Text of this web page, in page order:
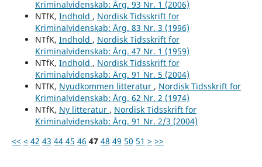
Kriminalvidenskab: Årg. 93 Nr. 1 (2006)
NTfK, Indhold , Nordisk Tidsskrift for
Kriminalvidenskab: Årg. 83 Nr. 3 (1996)
NTfK, Indhold , Nordisk Tidsskrift for
Kriminalvidenskab: Årg. 47 Nr. 1 (1959)
NTfK, Indhold , Nordisk Tidsskrift for
Kriminalvidenskab: Årg. 91 Nr. 5 (2004)
NTfK, Nyudkommen litteratur , Nordisk Tidsskrift for
Kriminalvidenskab: Årg. 62 Nr. 2 (1974)
NTfK, Ny litteratur , Nordisk Tidsskrift for
Kriminalvidenskab: Årg. 91 Nr. 2/3 (2004)
<< < 42 43 44 45 46 47 48 49 50 51 > >>